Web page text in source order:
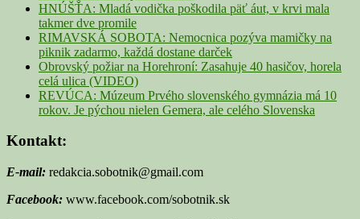
HNÚŠŤA: Mladá vodička poškodila päť áut, v krvi mala
takmer dve promile
RIMAVSKÁ SOBOTA: Nemocnica pozýva mamičky na
piknik zadarmo, každá dostane darček
Obrovský požiar na Horehroní: Zasahuje 40 hasičov, horela
celá ulica (VIDEO)
REVÚCA: Múzeum Prvého slovenského gymnázia má 10
rokov. Je pýchou nielen Gemera, ale celého Slovenska
Kontakt:
E-mail: redakcia.sobotnik@gmail.com
Facebook: www.facebook.com/sobotnik.sk